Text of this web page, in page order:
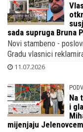
sada supruga Bruna
Novi stambeno -
Gradu vlasnici
11.07.2026
Na
i
mijenjaju Jelenovcem